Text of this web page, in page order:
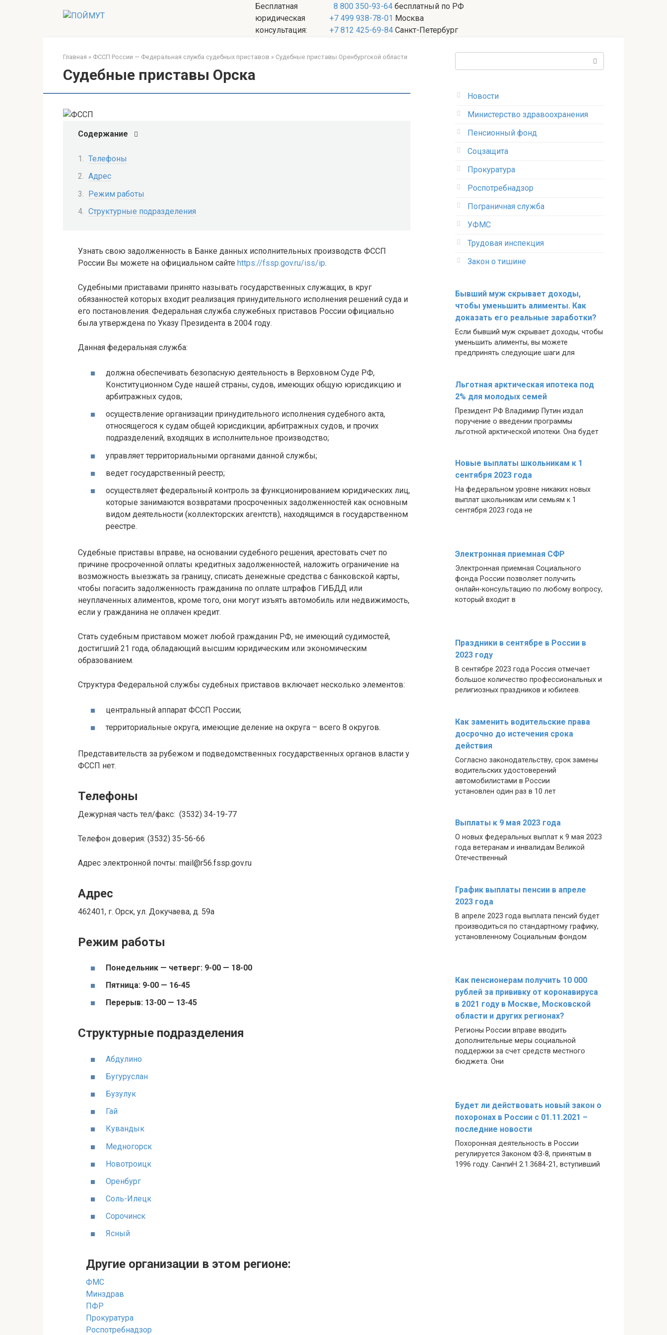
Бесплатная
юридическая
консультация:
8 800 350-93-64бесплатный по РФ
+7 499 938-78-01 Москва
+7 812 425-69-84Санкт-Петербург
Главная » ФССП России — Федеральная служба судебных приставов » Судебные приставы Оренбургской области
Судебные приставы Орска
Содержание
Телефоны
Адрес
Режим работы
Структурные подразделения
Узнать свою задолженность в Банке данных исполнительных производств ФССП
России Вы можете на официальном сайте https://fssp.gov.ru/iss/ip.
Судебными приставами принято называть государственных служащих, в круг
обязанностей которых входит реализация принудительного исполнения решений суда и
его постановления. Федеральная служба служебных приставов России официально
была утверждена по Указу Президента в 2004 году.
Данная федеральная служба:
должна обеспечивать безопасную деятельность в Верховном Суде РФ,
Конституционном Суде нашей страны, судов, имеющих общую юрисдикцию и
арбитражных судов;
осуществление организации принудительного исполнения судебного акта,
относящегося к судам общей юрисдикции, арбитражных судов, и прочих
подразделений, входящих в исполнительное производство;
управляет территориальными органами данной службы;
ведет государственный реестр;
осуществляет федеральный контроль за функционированием юридических лиц,
которые занимаются возвратами просроченных задолженностей как основным
видом деятельности (коллекторских агентств), находящимся в государственном
реестре.
Судебные приставы вправе, на основании судебного решения, арестовать счет по
причине просроченной оплаты кредитных задолженностей, наложить ограничение на
возможность выезжать за границу, списать денежные средства с банковской карты,
чтобы погасить задолженность гражданина по оплате штрафов ГИБДД или
неуплаченных алиментов, кроме того, они могут изъять автомобиль или недвижимость,
если у гражданина не оплачен кредит.
Стать судебным приставом может любой гражданин РФ, не имеющий судимостей,
достигший 21 года, обладающий высшим юридическим или экономическим
образованием.
Структура Федеральной службы судебных приставов включает несколько элементов:
центральный аппарат ФССП России;
территориальные округа, имеющие деление на округа – всего 8 округов.
Представительств за рубежом и подведомственных государственных органов власти у
ФССП нет.
Телефоны
Дежурная часть тел/факс: (3532) 34-19-77
Телефон доверия: (3532) 35-56-66
Адрес электронной почты: mail@r56.fssp.gov.ru
Адрес
462401, г. Орск, ул. Докучаева, д. 59а
Режим работы
Понедельник — четверг: 9-00 — 18-00
Пятница: 9-00 — 16-45
Перерыв: 13-00 — 13-45
Структурные подразделения
Абдулино
Бугуруслан
Бузулук
Гай
Кувандык
Медногорск
Новотроицк
Оренбург
Соль-Илецк
Сорочинск
Ясный
Другие организации в этом регионе:
ФМС
Минздрав
ПФР
Прокуратура
Роспотребнадзор
Новости
Министерство здравоохранения
Пенсионный фонд
Соцзащита
Прокуратура
Роспотребнадзор
Пограничная служба
УФМС
Трудовая инспекция
Закон о тишине
Бывший муж скрывает доходы,
чтобы уменьшить алименты. Как
доказать его реальные заработки?
Если бывший муж скрывает доходы, чтобы
уменьшить алименты, вы можете
предпринять следующие шаги для
Льготная арктическая ипотека под
2% для молодых семей
Президент РФ Владимир Путин издал
поручение о введении программы
льготной арктической ипотеки. Она будет
Новые выплаты школьникам к 1
сентября 2023 года
На федеральном уровне никаких новых
выплат школьникам или семьям к 1
сентября 2023 года не
Электронная приемная СФР
Электронная приемная Социального
фонда России позволяет получить
онлайн-консультацию по любому вопросу,
который входит в
Праздники в сентябре в России в
2023 году
В сентябре 2023 года Россия отмечает
большое количество профессиональных и
религиозных праздников и юбилеев.
Как заменить водительские права
досрочно до истечения срока
действия
Согласно законодательству, срок замены
водительских удостоверений
автомобилистами в России
установлен один раз в 10 лет
Выплаты к 9 мая 2023 года
О новых федеральных выплат к 9 мая 2023
года ветеранам и инвалидам Великой
Отечественный
График выплаты пенсии в апреле
2023 года
В апреле 2023 года выплата пенсий будет
производиться по стандартному графику,
установленному Социальным фондом
Как пенсионерам получить 10 000
рублей за прививку от коронавируса
в 2021 году в Москве, Московской
области и других регионах?
Регионы России вправе вводить
дополнительные меры социальной
поддержки за счет средств местного
бюджета. Они
Будет ли действовать новый закон о
похоронах в России с 01.11.2021 –
последние новости
Похоронная деятельность в России
регулируется Законом ФЗ-8, принятым в
1996 году. СанпиН 2.1.3684-21, вступивший